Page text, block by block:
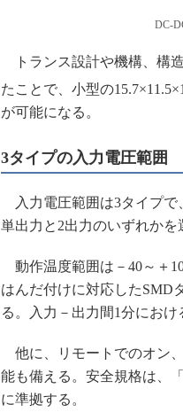
IoT時代の無線
IoT時代の無線
DC-
トランス設計や機構、構
たことで、小型の
が可能になる。
3タイプの入力電圧範囲
入力電圧範囲は3タイプで
単出力と2出力のいずれかを
動作温度範囲は－40～＋
はんだ付けに対応したSMD
る。入力－出力間1分におけ
他に、リモートでのオン
能も備える。安全規格は、「
に準拠する。